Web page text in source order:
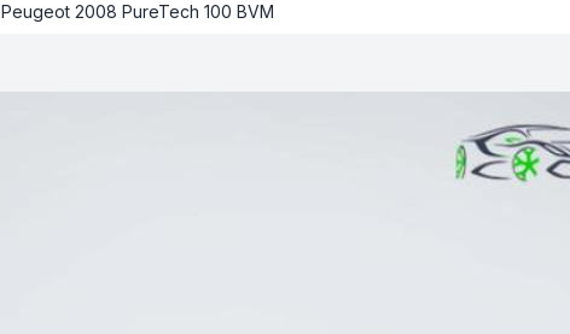
Peugeot 2008 PureTech 100 BVM